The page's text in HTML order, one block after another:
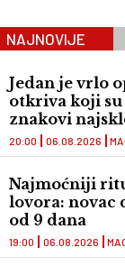
NAJNOVIJE
Jedan je vrlo
otkriva koji
znakovi
20:00 06.08.2026
Najmoćniji
lovora: novac
od 9 dana
19:00 06.08.2026